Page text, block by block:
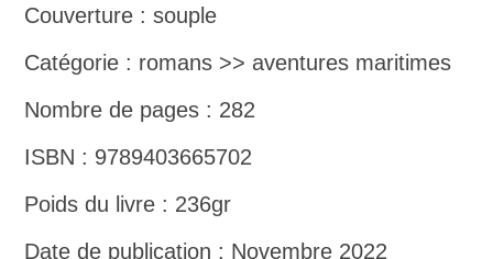
Couverture : souple
Catégorie : romans >> aventures maritimes
Nombre de pages : 282
ISBN : 9789403665702
Poids du livre : 236gr
Date de publication : Novembre 2022